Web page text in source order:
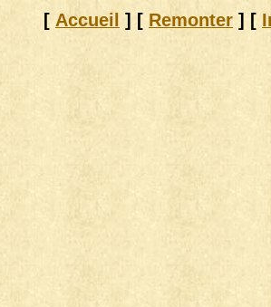
[ Accueil ] [ Remonter ] [